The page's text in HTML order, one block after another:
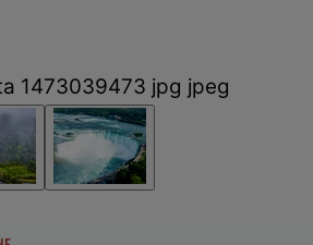
1473039473 jpg jpeg